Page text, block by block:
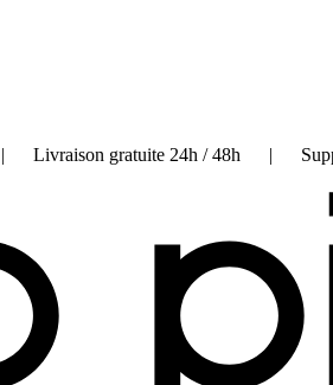
| Livraison gratuite 24h / 48h |